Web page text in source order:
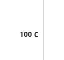
100 €